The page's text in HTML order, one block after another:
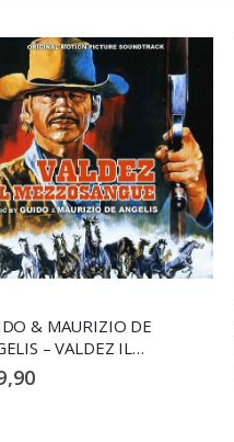
& MAURIZIO DE
– PIU FORTE
(COLOURED)